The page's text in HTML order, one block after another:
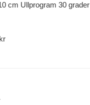
cm Ullprogram 30 grader